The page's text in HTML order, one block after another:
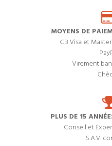
MOYENS DE
CB Visa et
Virement
PLUS DE 15
Conseil et
S.A.V.